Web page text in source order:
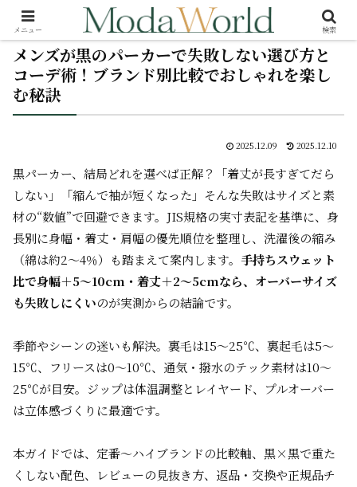
メンズが黒のパーカーで失敗しない選び方と
コーデ術！ブランド別比較でおしゃれを楽し
む秘訣
2025.12.09 2025.12.10
黒パーカー、結局どれを選べば正解？「着丈が長すぎてだら
しない」「縮んで袖が短くなった」――そんな失敗はサイズと素
材の“数値”で回避できます。JIS規格の実寸表記を基準に、身
長別に身幅・着丈・肩幅の優先順位を整理し、洗濯後の縮み
（綿は約2〜4％）も踏まえて案内します。 手持ちスウェット
比で身幅＋5〜10cm・着丈＋2〜5cmなら、オーバーサイズ
も失敗しにくいのが実測からの結論です。
季節やシーンの迷いも解決。裏毛は15〜25℃、裏起毛は5〜
15℃、フリースは0〜10℃、通気・撥水のテック素材は10〜
25℃が目安。ジップは体温調整とレイヤード、プルオーバー
は立体感づくりに最適です。
本ガイドでは、定番〜ハイブランドの比較軸、黒×黒で重た
くしない配色、レビューの見抜き方、返品・交換や正規品チ
メニュー 検索